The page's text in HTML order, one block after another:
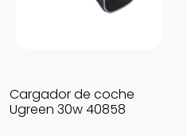
Cargador de coche
Ugreen 30w 40858